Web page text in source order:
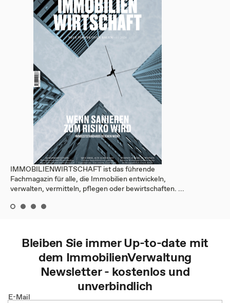
IMMOBILIENWIRTSCHAFT ist das führende
Fachmagazin für alle, die Immobilien entwickeln,
verwalten, vermitteln, pflegen oder bewirtschaften. ...
Bleiben Sie immer Up-to-date mit
dem ImmobilienVerwaltung
Newsletter - kostenlos und
unverbindlich
E-Mail